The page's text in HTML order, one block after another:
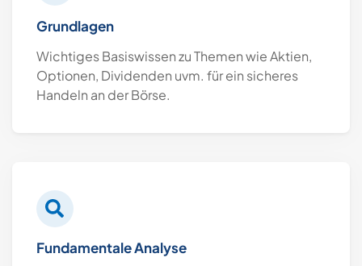
Grundlagen
Wichtiges Basiswissen zu Themen wie Aktien,
Optionen, Dividenden uvm. für ein sicheres
Handeln an der Börse.
Fundamentale Analyse